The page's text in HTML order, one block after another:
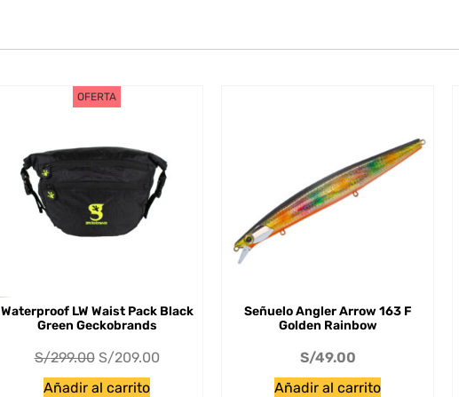
OFERTA
Waterproof LW Waist Pack Black
Green Geckobrands
S/299.00 S/209.00
Añadir al carrito
Señuelo Angler Arrow 163 F
Golden Rainbow
S/49.00
Añadir al carrito